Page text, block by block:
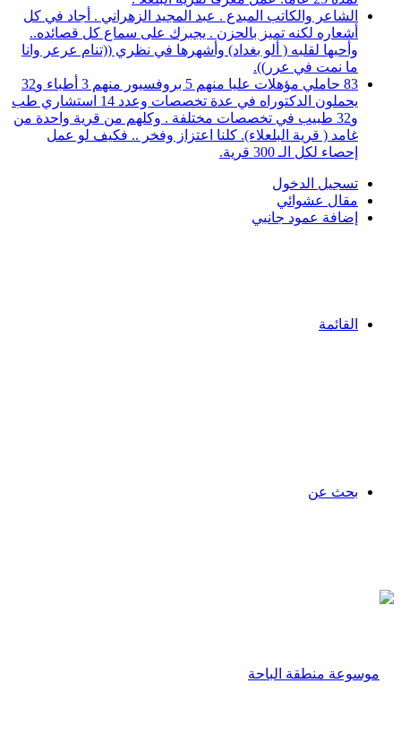
الشاعر والكاتب المبدع . عبد المجيد الزهراني . أجاد في كل
أشعاره لكنه تميز بالحزن . يجبرك على سماع كل قصائده..
وأحبها لقلبه ( ألو بغداد) وأشهرها في نظري ((تنام عرعر وانا
ما نمت في عرر)).
83 حاملي مؤهلات عليا منهم 5 بروفسيور منهم 3 أطباء و32
يحملون الدكتوراه في عدة تخصصات وعدد 14 استشاري طب
و32 طبيب في تخصصات مختلفة . وكلهم من قرية واحدة من
غامد ( قرية البلعلاء). كلنا اعتزاز وفخر .. فكيف لو عمل
إحصاء لكل الـ 300 قرية.
تسجيل الدخول
مقال عشوائي
إضافة عمود جانبي
القائمة
بحث عن